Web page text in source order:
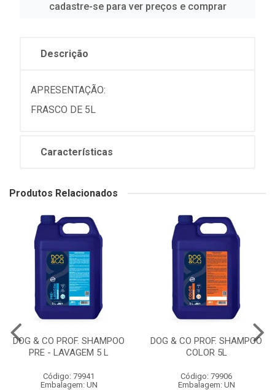
cadastre-se para ver preços e comprar
Descrição
APRESENTAÇÃO:
FRASCO DE 5L
Características
Produtos Relacionados
DOG & CO PROF. SHAMPOO
PRE - LAVAGEM 5 L
Código: 79941
Embalagem: UN
DOG & CO PROF. SHAMPOO
COLOR 5L
Código: 79906
Embalagem: UN